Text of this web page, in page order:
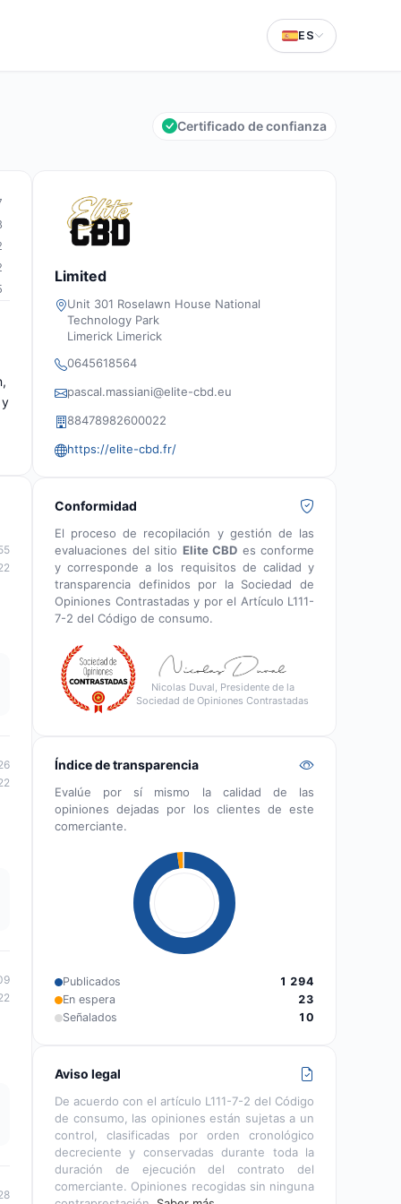
ES
Certificado de confianza
y
Limited
Unit 301 Roselawn House National
Technology Park
Limerick Limerick
0645618564
pascal.massiani@elite-cbd.eu
88478982600022
https://elite-cbd.fr/
Conformidad
El proceso de recopilación y gestión de las
evaluaciones del sitio Elite CBD es conforme
y corresponde a los requisitos de calidad y
transparencia definidos por la Sociedad de
Opiniones Contrastadas y por el Artículo L111-
7-2 del Código de consumo.
Nicolas Duval, Presidente de la
Sociedad de Opiniones Contrastadas
Índice de transparencia
Evalúe por sí mismo la calidad de las
opiniones dejadas por los clientes de este
comerciante.
Publicados
1 294
En espera
23
Señalados
10
Aviso legal
De acuerdo con el artículo L111-7-2 del Código
de consumo, las opiniones están sujetas a un
control, clasificadas por orden cronológico
decreciente y conservadas durante toda la
duración de ejecución del contrato del
comerciante. Opiniones recogidas sin ninguna